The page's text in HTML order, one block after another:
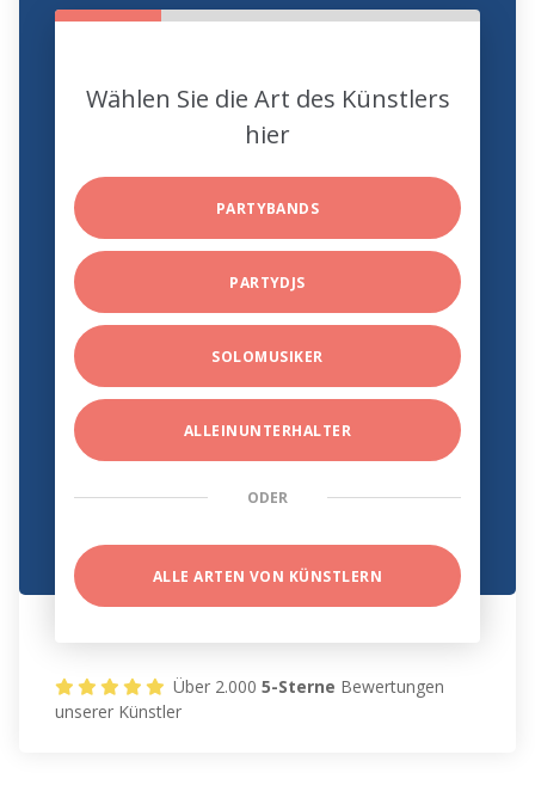
Wählen Sie die Art des Künstlers
hier
PARTYBANDS
PARTYDJS
SOLOMUSIKER
ALLEINUNTERHALTER
ODER
ALLE ARTEN VON KÜNSTLERN
Über 2.0005-Sterne Bewertungen
unserer Künstler